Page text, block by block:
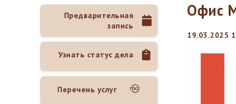
Предварительная
запись
Узнать статус дела
Перечень услуг
Офис
19.03.2025